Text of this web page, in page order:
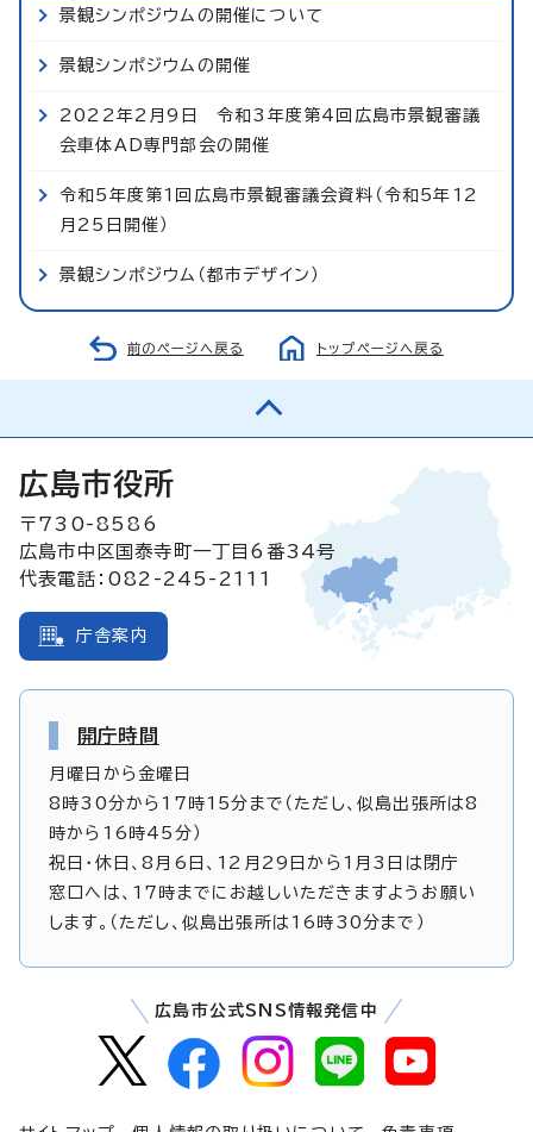
景観シンポジウムの開催について
景観シンポジウムの開催
2022年2月9日 令和3年度第4回広島市景観審議
会車体AD専門部会の開催
令和5年度第1回広島市景観審議会資料（令和5年12
月25日開催）
景観シンポジウム（都市デザイン）
前のページへ戻る トップページへ戻る
広島市役所
〒730-8586
広島市中区国泰寺町一丁目6番34号
代表電話：082-245-2111
庁舎案内
開庁時間
月曜日から金曜日
8時30分から17時15分まで（ただし、似島出張所は8
時から16時45分）
祝日・休日、8月6日、12月29日から1月3日は閉庁
窓口へは、17時までにお越しいただきますようお願い
します。（ただし、似島出張所は16時30分まで）
広島市公式SNS情報発信中